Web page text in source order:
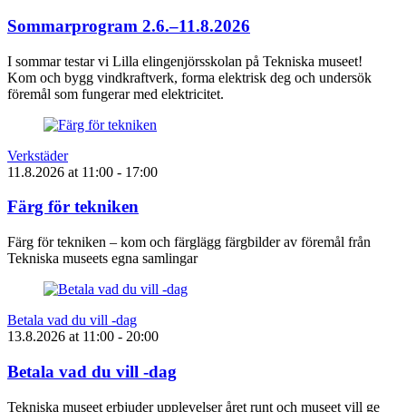
Sommarprogram 2.6.–11.8.2026
I sommar testar vi Lilla elingenjörsskolan på Tekniska museet!
Kom och bygg vindkraftverk, forma elektrisk deg och undersök
föremål som fungerar med elektricitet.
Verkstäder
11.8.2026 at 11:00 - 17:00
Färg för tekniken
Färg för tekniken – kom och färglägg färgbilder av föremål från
Tekniska museets egna samlingar
Betala vad du vill -dag
13.8.2026 at 11:00 - 20:00
Betala vad du vill -dag
Tekniska museet erbjuder upplevelser året runt och museet vill ge